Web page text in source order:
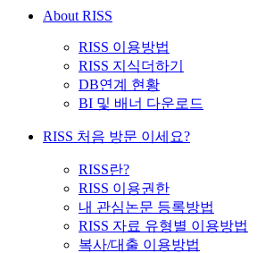
About RISS
RISS 이용방법
RISS 지식더하기
DB연계 현황
BI 및 배너 다운로드
RISS 처음 방문 이세요?
RISS란?
RISS 이용권한
내 관심논문 등록방법
RISS 자료 유형별 이용방법
복사/대출 이용방법